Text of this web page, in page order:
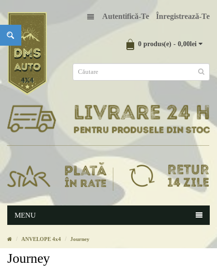
Autentifică-Te Înregistrează-Te
0 produs(e) - 0,00lei
MENU
ANVELOPE 4x4 Journey
Journey